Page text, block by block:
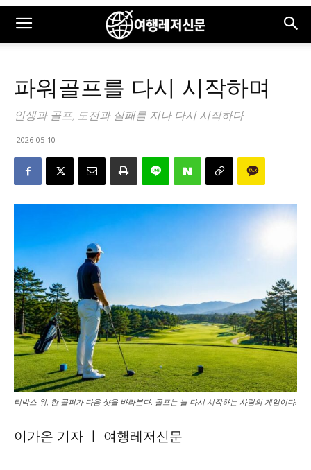
파워골프를 다시 시작하며
인생과 골프, 도전과 실패를 지나 다시 시작하다
2026-05-10
티박스 위, 한 골퍼가 다음 샷을 바라본다. 골프는 늘 다시 시작하는 사람의 게임이다.
이가온 기자 ㅣ 여행레저신문